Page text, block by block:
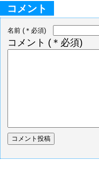
コメント
名前 (＊必須)
コメント (＊必須)